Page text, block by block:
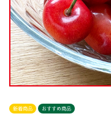
新着商品 おすすめ商品